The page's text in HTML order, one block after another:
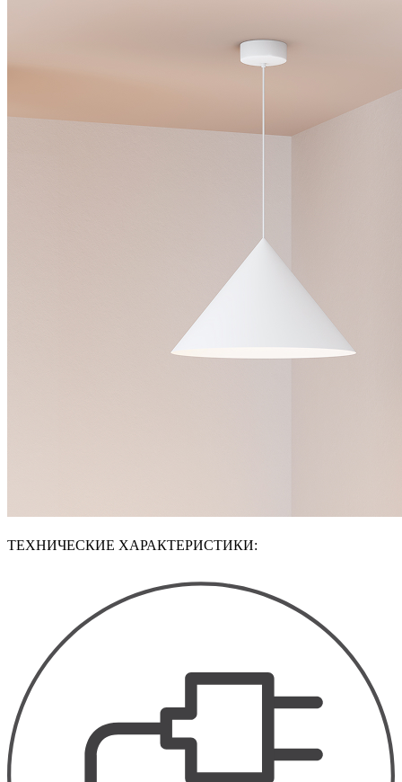
ТЕХНИЧЕСКИЕ ХАРАКТЕРИСТИКИ: